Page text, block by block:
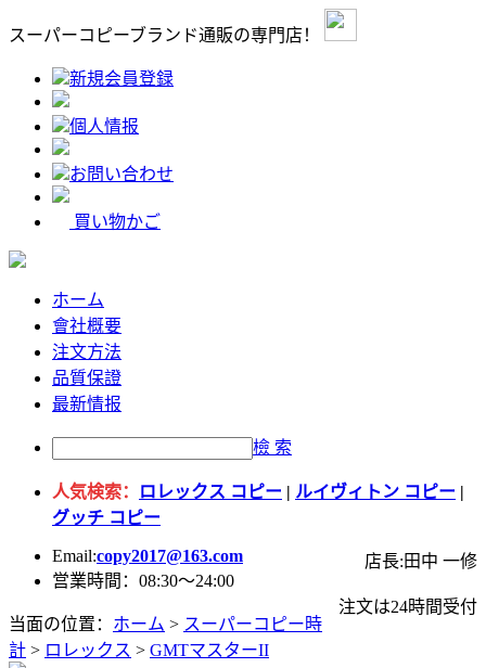
スーパーコピーブランド通販の専門店！
新規会員登録
個人情报
お問い合わせ
買い物かご
ホーム
會社概要
注文方法
品質保證
最新情报
檢 索
人気検索： ロレックス コピー | ルイヴィトン コピー |
グッチ コピー
Email:copy2017@163.com
店長:田中 一修
営業時間：08:30～24:00
注文は24時間受付
当面の位置： ホーム > スーパーコピー時
計 > ロレックス > GMTマスターII